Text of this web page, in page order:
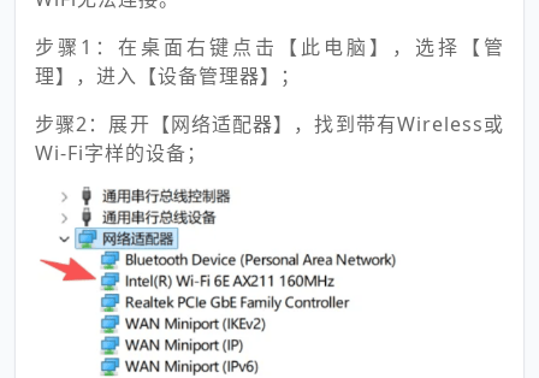
步骤1：在桌面右键点击【此电脑】，选择【管
理】，进入【设备管理器】；
步骤2：展开【网络适配器】，找到带有Wireless或
Wi-Fi字样的设备；